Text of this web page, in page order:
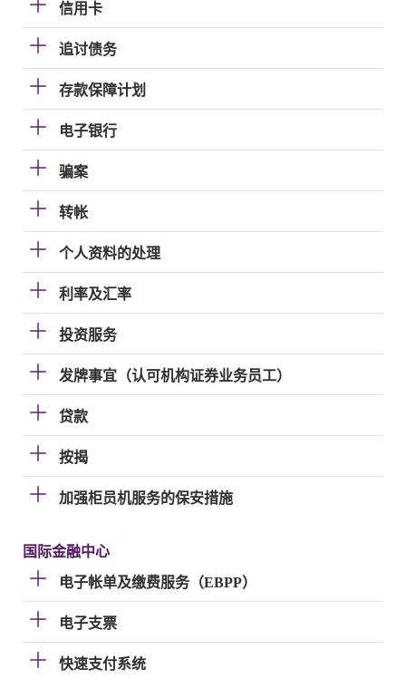
信用卡
追讨债务
存款保障计划
电子银行
骗案
转帐
个人资料的处理
利率及汇率
投资服务
发牌事宜（认可机构证券业务员工）
贷款
按揭
加强柜员机服务的保安措施
国际金融中心
电子帐单及缴费服务（EBPP）
电子支票
快速支付系统